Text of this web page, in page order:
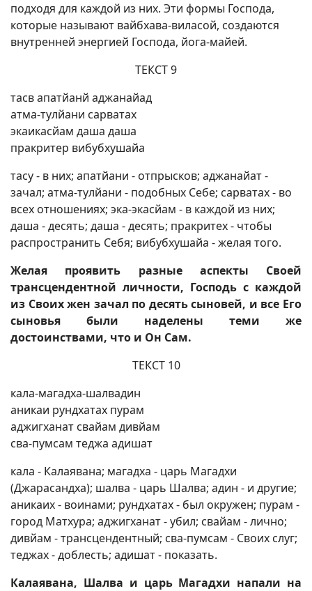
подходя для каждой из них. Эти формы Господа,
которые называют вайбхава-виласой, создаются
внутренней энергией Господа, йога-майей.
ТЕКСТ 9
тасв апатйанй аджанайад
атма-тулйани сарватах
экаикасйам даша даша
пракритер вибубхушайа
тасу - в них; апатйани - отпрысков; аджанайат -
зачал; атма-тулйани - подобных Себе; сарватах - во
всех отношениях; эка-экасйам - в каждой из них;
даша - десять; даша - десять; пракритех - чтобы
распространить Себя; вибубхушайа - желая того.
Желая проявить разные аспекты Своей
трансцендентной личности, Господь с каждой
из Своих жен зачал по десять сыновей, и все Его
сыновья были наделены теми же
достоинствами, что и Он Сам.
ТЕКСТ 10
кала-магадха-шалвадин
аникаи рундхатах пурам
аджигханат свайам дивйам
сва-пумсам теджа адишат
кала - Калаявана; магадха - царь Магадхи
(Джарасандха); шалва - царь Шалва; адин - и другие;
аникаих - воинами; рундхатах - был окружен; пурам -
город Матхура; аджигханат - убил; свайам - лично;
дивйам - трансцендентный; сва-пумсам - Своих слуг;
теджах - доблесть; адишат - показать.
Калаявана, Шалва и царь Магадхи напали на